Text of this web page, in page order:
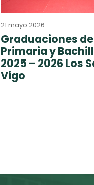
21 mayo 2026
Graduaciones de
Primaria y
2025 – 2026 Los
Vigo